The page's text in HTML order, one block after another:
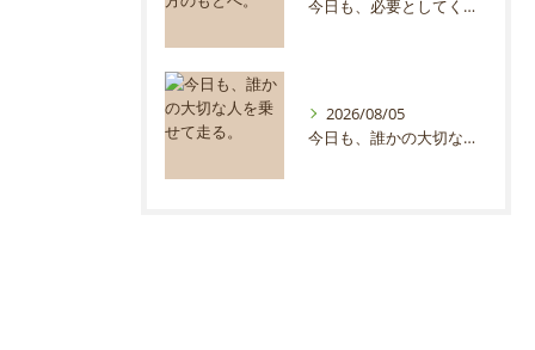
今日も、必要としてくださる方のもとへ。
2026/08/05
今日も、誰かの大切な人を乗せて走る。